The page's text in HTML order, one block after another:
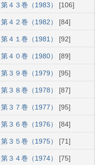
４３巻（1983） [106]
４２巻（1982） [84]
４１巻（1981） [92]
４０巻（1980） [89]
３９巻（1979） [95]
３８巻（1978） [87]
３７巻（1977） [95]
３６巻（1976） [84]
３５巻（1975） [71]
３４巻（1974） [75]